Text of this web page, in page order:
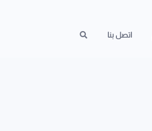
اتصل بنا